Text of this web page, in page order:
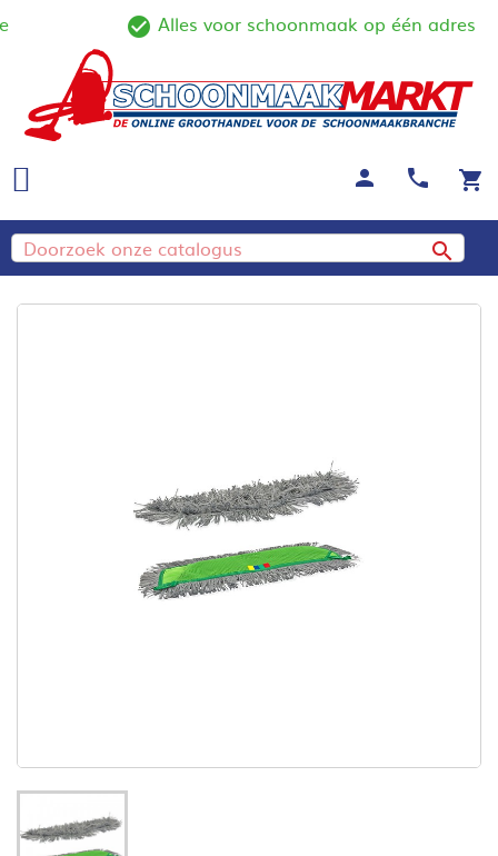
check_circle_outline
Alles voor schoonmaak op één adres
shopping_cart
call
person
